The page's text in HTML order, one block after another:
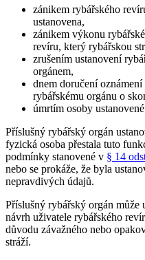
zánikem rybářského
ustanovena,
zánikem výkonu
revíru, který rybářskou
zrušením ustanovení
orgánem,
dnem doručení
rybářskému orgánu o
úmrtím osoby
Příslušný rybářský orgán
fyzická osoba přestala tuto
podmínky stanovené v § 14
nebo se prokáže, že byla
nepravdivých údajů.
Příslušný rybářský orgán může
návrh uživatele rybářského
důvodu závažného nebo
stráží.